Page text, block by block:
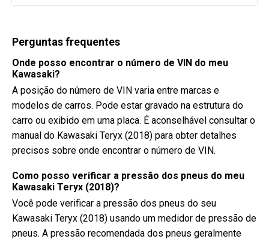
Perguntas frequentes
Onde posso encontrar o número de VIN do meu
Kawasaki?
A posição do número de VIN varia entre marcas e
modelos de carros. Pode estar gravado na estrutura do
carro ou exibido em uma placa. É aconselhável consultar o
manual do Kawasaki Teryx (2018) para obter detalhes
precisos sobre onde encontrar o número de VIN.
Como posso verificar a pressão dos pneus do meu
Kawasaki Teryx (2018)?
Você pode verificar a pressão dos pneus do seu
Kawasaki Teryx (2018) usando um medidor de pressão de
pneus. A pressão recomendada dos pneus geralmente